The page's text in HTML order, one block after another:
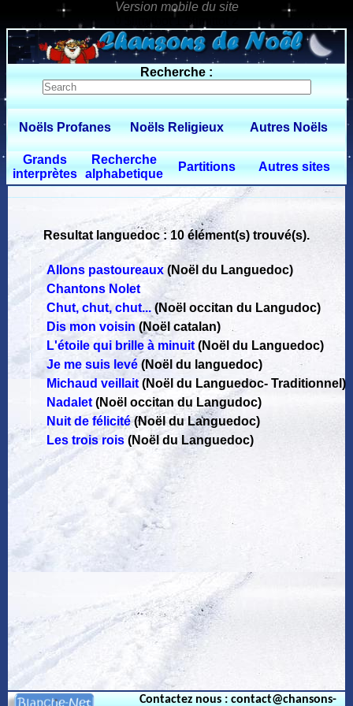
0 $limitbot 1 $limittot 2
Recherche :
Noëls Profanes Noëls Religieux Autres Noëls
Grands
interprètes
Recherche
alphabetique
Partitions Autres sites
Resultat languedoc : 10 élément(s) trouvé(s).
Allons pastoureaux(Noël du Languedoc)
Chantons Nolet
Chut, chut, chut... (Noël occitan du Langudoc)
Dis mon voisin (Noël catalan)
L'étoile qui brille à minuit(Noël du Languedoc)
Je me suis levé (Noël du languedoc)
Michaud veillait (Noël du Languedoc-Traditionnel)
Nadalet (Noël occitan du Langudoc)
Nuit de félicité (Noël du Languedoc)
Les trois rois (Noël du Languedoc)
Contactez nous : contact@chansons-